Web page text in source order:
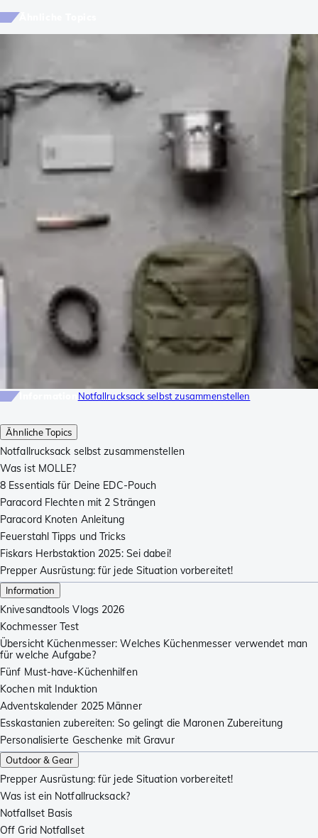
Ähnliche Topics
Notfallrucksack selbst zusammenstellen
Was ist MOLLE?
8 Essentials für Deine EDC-Pouch
Paracord Flechten mit 2 Strängen
Paracord Knoten Anleitung
Feuerstahl Tipps und Tricks
Fiskars Herbstaktion 2025: Sei dabei!
Prepper Ausrüstung: für jede Situation vorbereitet!
Information
Knivesandtools Vlogs 2026
Kochmesser Test
Übersicht Küchenmesser: Welches Küchenmesser verwendet man
für welche Aufgabe?
Fünf Must-have-Küchenhilfen
Kochen mit Induktion
Adventskalender 2025 Männer
Esskastanien zubereiten: So gelingt die Maronen Zubereitung
Personalisierte Geschenke mit Gravur
Outdoor & Gear
Prepper Ausrüstung: für jede Situation vorbereitet!
Was ist ein Notfallrucksack?
Notfallset Basis
Off Grid Notfallset
Notfallrucksack selbst zusammenstellen